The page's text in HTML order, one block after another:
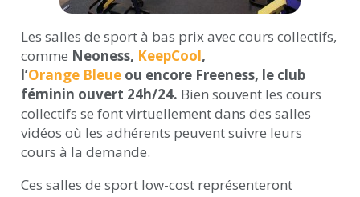
Les salles de sport à bas prix avec cours collectifs,
comme Neoness, KeepCool,
l’Orange Bleueou encore Freeness, le club
féminin ouvert 24h/24. Bien souvent les cours
collectifs se font virtuellement dans des salles
vidéos où les adhérents peuvent suivre leurs
cours à la demande.
Ces salles de sport low-cost représenteront